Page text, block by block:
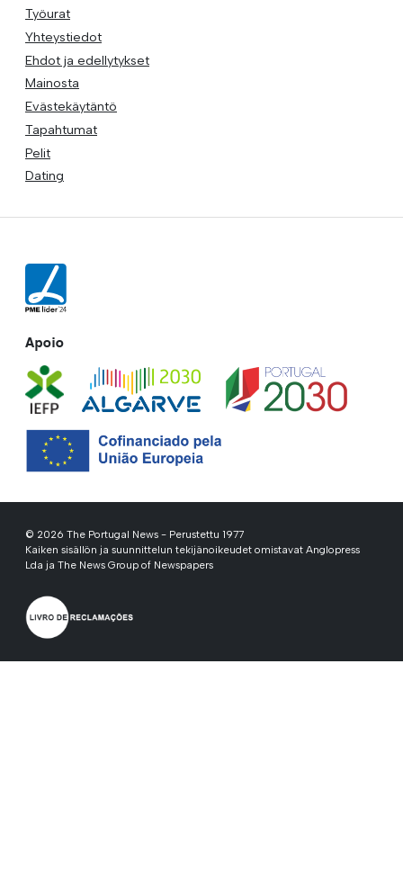
Työurat
Yhteystiedot
Ehdot ja edellytykset
Mainosta
Evästekäytäntö
Tapahtumat
Pelit
Dating
Apoio
© 2026 The Portugal News - Perustettu 1977
Kaiken sisällön ja suunnittelun tekijänoikeudet omistavat Anglopress
Lda ja The News Group of Newspapers